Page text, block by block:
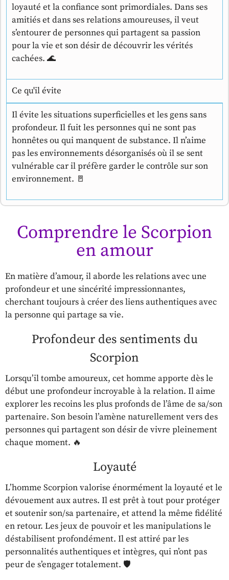
loyauté et la confiance sont primordiales. Dans ses
amitiés et dans ses relations amoureuses, il veut
s’entourer de personnes qui partagent sa passion
pour la vie et son désir de découvrir les vérités
cachées. 🌊
Ce qu'il évite
Il évite les situations superficielles et les gens sans
profondeur. Il fuit les personnes qui ne sont pas
honnêtes ou qui manquent de substance. Il n’aime
pas les environnements désorganisés où il se sent
vulnérable car il préfère garder le contrôle sur son
environnement. 🚪
Comprendre le Scorpion
en amour
En matière d’amour, il aborde les relations avec une
profondeur et une sincérité impressionnantes,
cherchant toujours à créer des liens authentiques avec
la personne qui partage sa vie.
Profondeur des sentiments du
Scorpion
Lorsqu’il tombe amoureux, cet homme apporte dès le
début une profondeur incroyable à la relation. Il aime
explorer les recoins les plus profonds de l’âme de sa/son
partenaire. Son besoin l’amène naturellement vers des
personnes qui partagent son désir de vivre pleinement
chaque moment. 🔥
Loyauté
L’homme Scorpion valorise énormément la loyauté et le
dévouement aux autres. Il est prêt à tout pour protéger
et soutenir son/sa partenaire, et attend la même fidélité
en retour. Les jeux de pouvoir et les manipulations le
déstabilisent profondément. Il est attiré par les
personnalités authentiques et intègres, qui n’ont pas
peur de s’engager totalement. 🛡️